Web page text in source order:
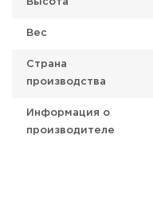
Высота
Вес
Страна
производства
Информация о
производителе